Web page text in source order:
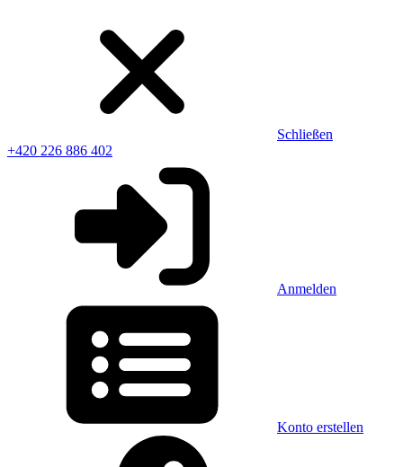
Schließen
+420 226 886 402
Anmelden
Konto erstellen